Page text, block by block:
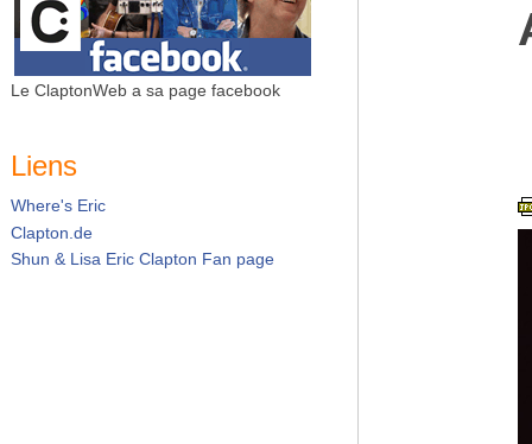
Le ClaptonWeb a sa page facebook
Liens
Where's Eric
Clapton.de
Shun & Lisa Eric Clapton Fan page